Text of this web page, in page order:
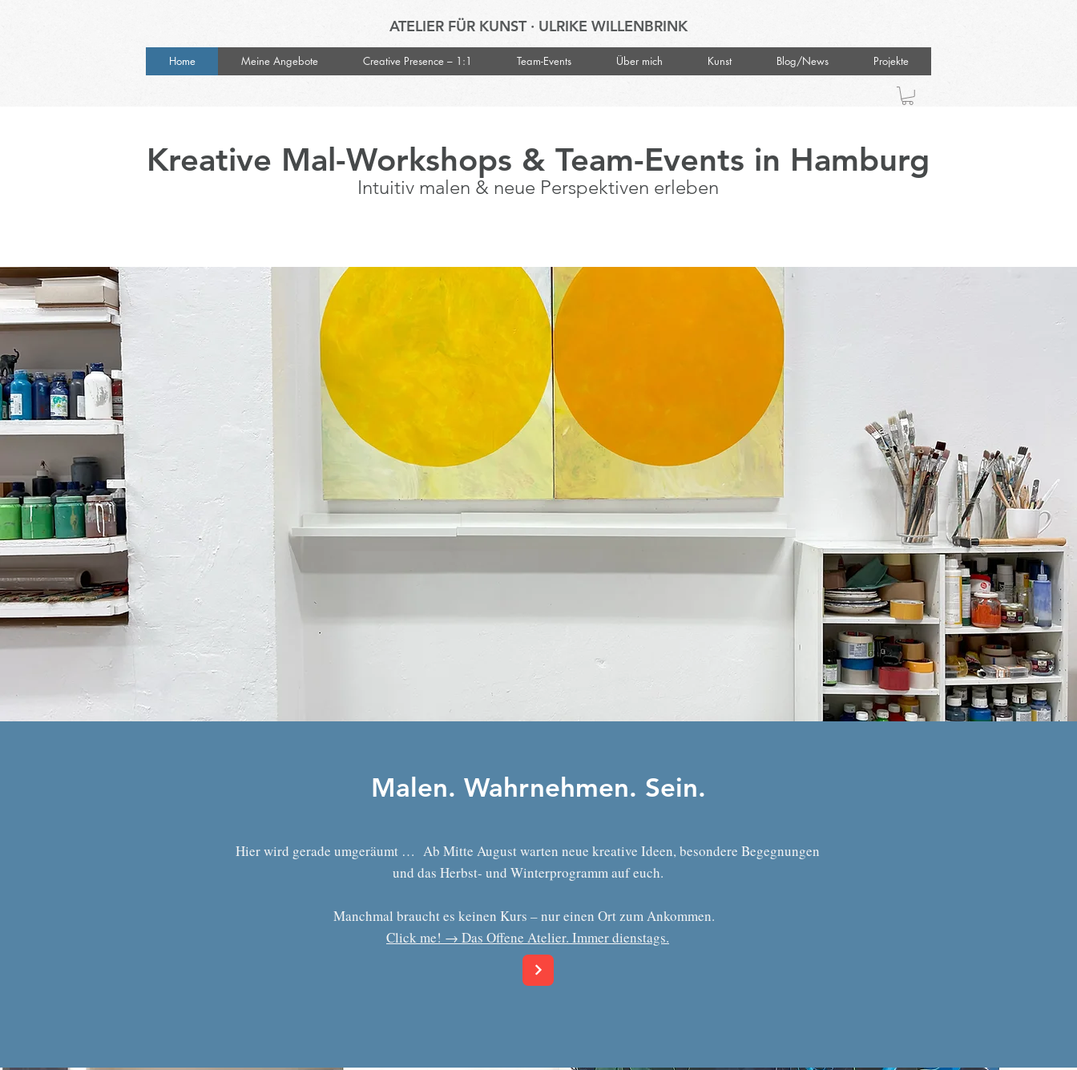
Home Meine Angebote Creative Presence – 1:1 Team-Events Über mich Kunst Blog/News Projekte
ATELIER FÜR KUNST · ULRIKE WILLENBRINK
Kreative Mal-Workshops & Team-Events in Hamburg
Intuitiv malen & neue Perspektiven erleben
Malen. Wahrnehmen. Sein.
Hier wird gerade umgeräumt … Ab Mitte August warten neue kreative Ideen, besondere Begegnungen
und das Herbst- und Winterprogramm auf euch.
Manchmal braucht es keinen Kurs – nur einen Ort zum Ankommen.
Click me! → Das Offene Atelier. Immer dienstags.